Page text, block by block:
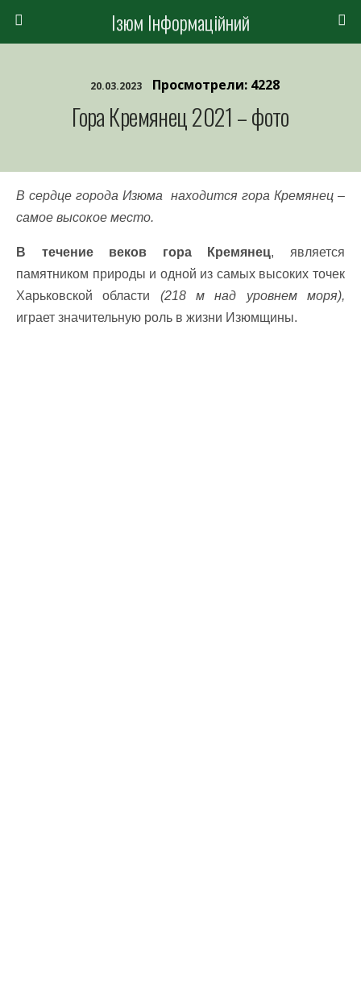
Ізюм Інформаційний
20.03.2023 Просмотрели: 4228
Гора Кремянец 2021 – фото
В сердце города Изюма находится гора Кремянец –
самое высокое место.
В течение веков гора Кремянец, является
памятником природы и одной из самых высоких точек
Харьковской области (218 м над уровнем моря),
играет значительную роль в жизни Изюмщины.